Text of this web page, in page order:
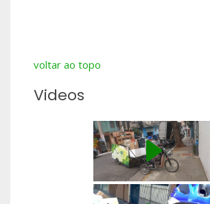
voltar ao topo
Videos